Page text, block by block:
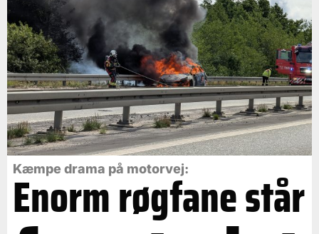
Kæmpe drama på motorvej:
Enorm røgfane står